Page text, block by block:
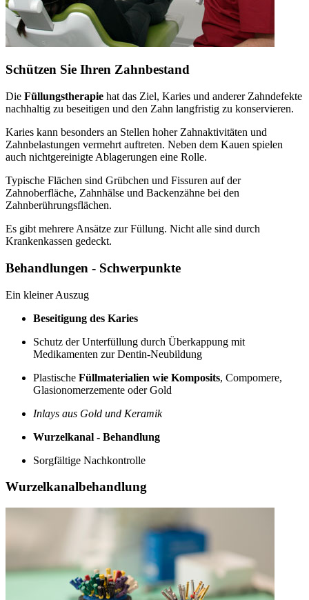
Schützen Sie Ihren Zahnbestand
Die Füllungstherapie hat das Ziel, Karies und anderer Zahndefekte
nachhaltig zu beseitigen und den Zahn langfristig zu konservieren.
Karies kann besonders an Stellen hoher Zahnaktivitäten und
Zahnbelastungen vermehrt auftreten. Neben dem Kauen spielen
auch nichtgereinigte Ablagerungen eine Rolle.
Typische Flächen sind Grübchen und Fissuren auf der
Zahnoberfläche, Zahnhälse und Backenzähne bei den
Zahnberührungsflächen.
Es gibt mehrere Ansätze zur Füllung. Nicht alle sind durch
Krankenkassen gedeckt.
Behandlungen - Schwerpunkte
Ein kleiner Auszug
Beseitigung des Karies
Schutz der Unterfüllung durch Überkappung mit
Medikamenten zur Dentin-Neubildung
Plastische Füllmaterialien wie Komposits, Compomere,
Glasionomerzemente oder Gold
Inlays aus Gold und Keramik
Wurzelkanal - Behandlung
Sorgfältige Nachkontrolle
Wurzelkanalbehandlung